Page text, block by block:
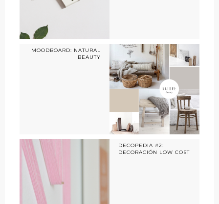
MOODBOARD: NATURAL
BEAUTY
DECOPEDIA #2:
DECORACIÓN LOW COST